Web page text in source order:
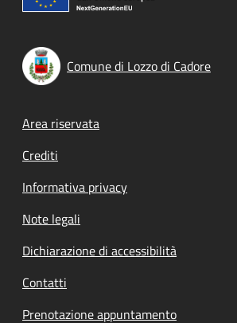
Comune di Lozzo di Cadore
Footer menu
Area riservata
Crediti
Informativa privacy
Note legali
Dichiarazione di accessibilità
Contatti
Prenotazione appuntamento